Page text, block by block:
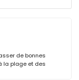
de bonnes
la plage et des